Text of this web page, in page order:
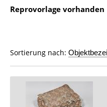
Reprovorlage vorhanden
Sortierung nach: